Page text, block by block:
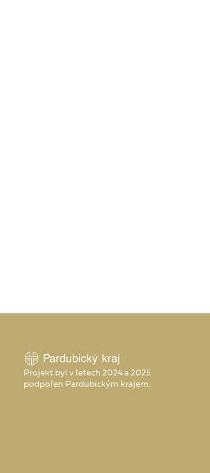
Projekt byl v letech 2024 a 2025
podpořen Pardubickým krajem.